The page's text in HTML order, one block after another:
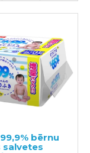
bērnu
salvetes